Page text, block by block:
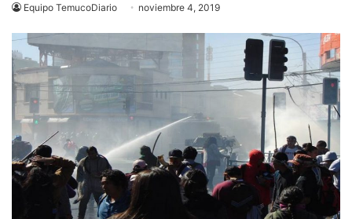
Equipo TemucoDiario noviembre 4, 2019